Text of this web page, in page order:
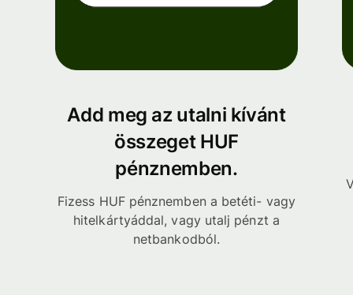
Add meg az utalni kívánt
összeget HUF
pénznemben.
Fizess HUF pénznemben a betéti- vagy
hitelkártyáddal, vagy utalj pénzt a
netbankodból.